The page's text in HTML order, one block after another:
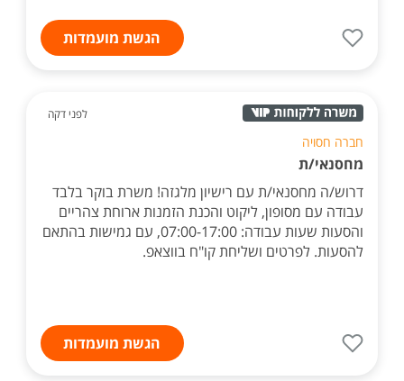
הגשת מועמדות
לפני דקה
חברה חסויה
מחסנאי/ת
דרוש/ה מחסנאי/ת עם רישיון מלגזה! משרת בוקר בלבד
עבודה עם מסופון, ליקוט והכנת הזמנות ארוחת צהריים
והסעות שעות עבודה: 07:00-17:00, עם גמישות בהתאם
להסעות. לפרטים ושליחת קו"ח בווצאפ.
הגשת מועמדות